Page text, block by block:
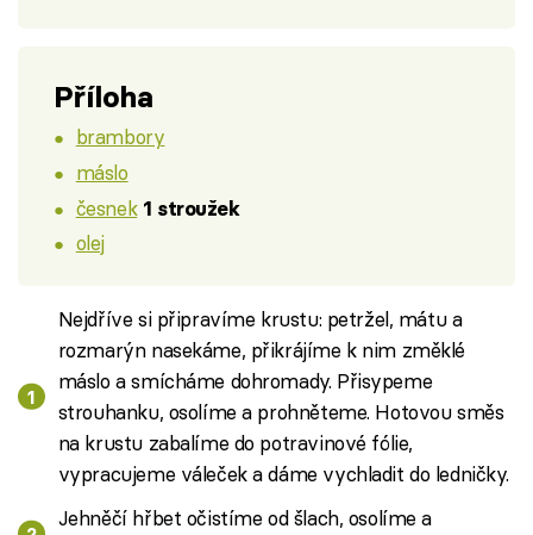
Příloha
brambory
máslo
česnek 1 stroužek
olej
Nejdříve si připravíme krustu: petržel, mátu a
rozmarýn nasekáme, přikrájíme k nim změklé
máslo a smícháme dohromady. Přisypeme
strouhanku, osolíme a prohněteme. Hotovou směs
na krustu zabalíme do potravinové fólie,
vypracujeme váleček a dáme vychladit do ledničky.
Jehněčí hřbet očistíme od šlach, osolíme a